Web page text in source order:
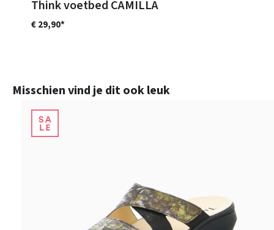
Think voetbed CAMILLA
€ 29,90*
Productgalerij overslaan
Misschien vind je dit ook leuk